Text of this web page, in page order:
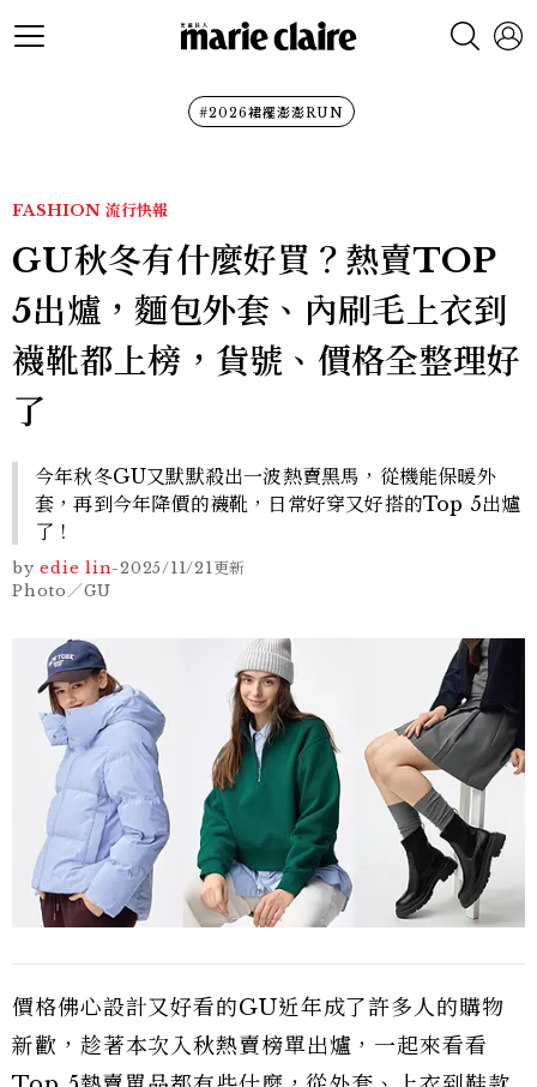
#2026裙襬澎澎RUN
FASHION 流行快報
GU秋冬有什麼好買？熱賣TOP
5出爐，麵包外套、內刷毛上衣到
襪靴都上榜，貨號、價格全整理好
了
今年秋冬GU又默默殺出一波熱賣黑馬，從機能保暖外
套，再到今年降價的襪靴，日常好穿又好搭的Top 5出爐
了！
by edie lin-2025/11/21更新
Photo／GU
價格佛心設計又好看的GU近年成了許多人的購物
新歡，趁著本次入秋熱賣榜單出爐，一起來看看